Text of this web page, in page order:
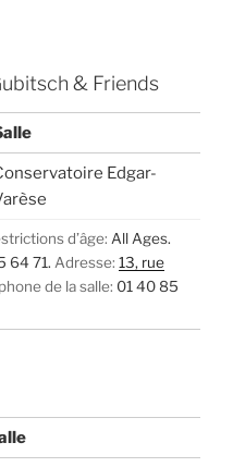
& Friends
Edgar-
d’âge: All Ages.
64 71. Adresse: 13, rue
de la salle: 01 40 85